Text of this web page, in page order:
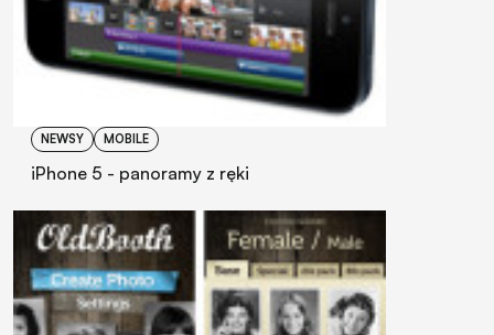
NEWSY MOBILE
iPhone 5 - panoramy z ręki